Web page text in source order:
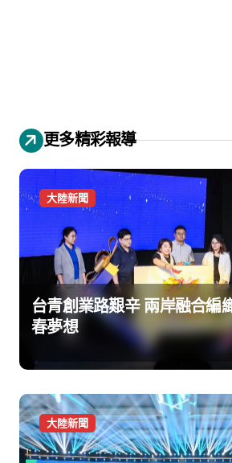
更多精彩報導
大陸新聞
台青創業路艱辛 兩岸融合編
春夢想
大陸新聞